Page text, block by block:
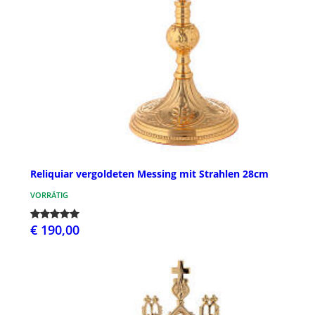
Reliquiar vergoldeten Messing mit Strahlen 28cm
VORRÄTIG
€ 190,00